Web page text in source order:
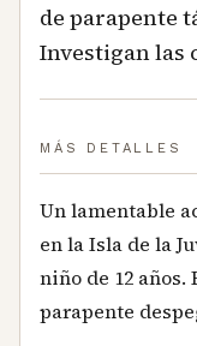
de parapente
Investigan las
MÁS DETALLES
Un lamentable
en la Isla de la
niño de 12
parapente